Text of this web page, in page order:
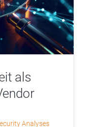
als
Analyses